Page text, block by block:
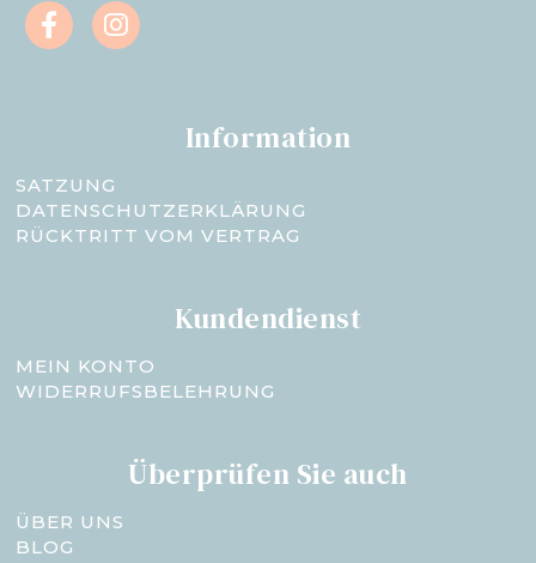
Information
SATZUNG
DATENSCHUTZERKLÄRUNG
RÜCKTRITT VOM VERTRAG
Kundendienst
MEIN KONTO
WIDERRUFSBELEHRUNG
Überprüfen Sie auch
ÜBER UNS
BLOG